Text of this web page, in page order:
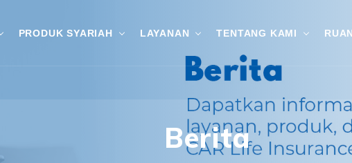
PRODUK SYARIAH LAYANAN TENTANG KAMI
Berita